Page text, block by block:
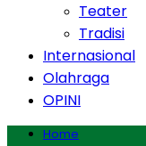
Teater
Tradisi
Internasional
Olahraga
OPINI
Home